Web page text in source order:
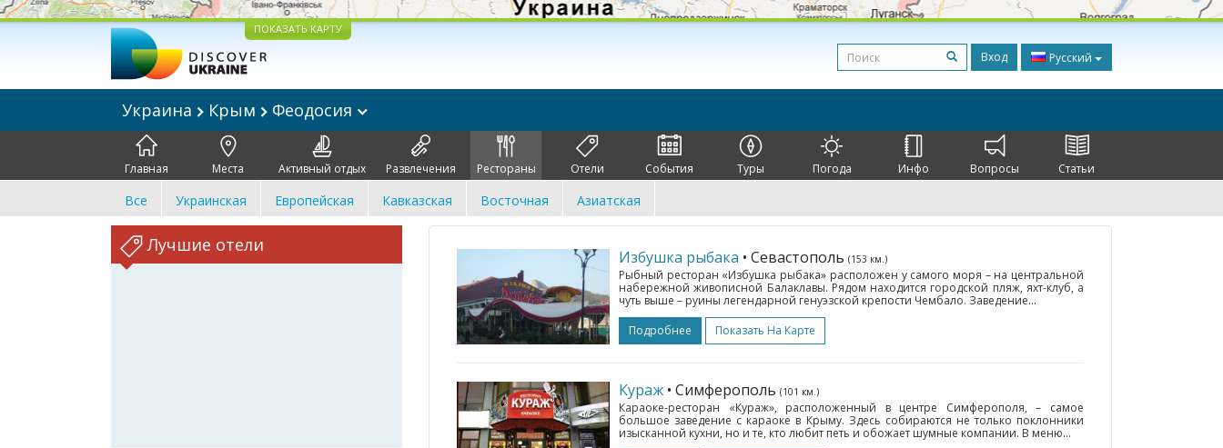
ПОКАЗАТЬ КАРТУ
Вход Русский
Украина Крым Феодосия
Главная Места Активный отдых Развлечения Рестораны Отели События Туры Погода Инфо Вопросы Статьи
Все Украинская Европейская Кавказская Восточная Азиатская
Лучшие отели
Избушка рыбака • Севастополь (153 км.)
Рыбный ресторан «Избушка рыбака» расположен у самого моря – на центральной
набережной живописной Балаклавы. Рядом находится городской пляж, яхт-клуб, а
чуть выше – руины легендарной генуэзской крепости Чембало. Заведение...
Подробнее
Показать На Карте
Кураж • Симферополь (101 км.)
Караоке-ресторан «Кураж», расположенный в центре Симферополя, – самое
большое заведение с караоке в Крыму. Здесь собираются не только поклонники
изысканной кухни, но и те, кто любит петь и обожает шумные компании. В меню...